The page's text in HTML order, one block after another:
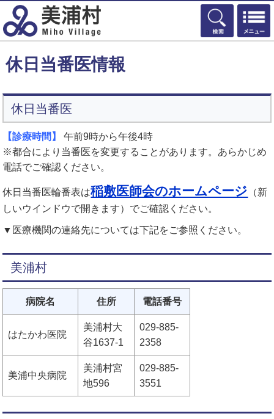
検索
休日当番医情報
休日当番医
【診療時間】午前9時から午後4時
※都合により当番医を変更することがあります。あらかじめ
電話でご確認ください。
休日当番医輪番表は稲敷医師会のホームページ （新
しいウインドウで開きます）でご確認ください。
▼医療機関の連絡先については下記をご参照ください。
美浦村
病院名 住所 電話番号
はたかわ医院
美浦村大
谷1637-1
029-885-
2358
美浦中央病院
美浦村宮
地596
029-885-
3551